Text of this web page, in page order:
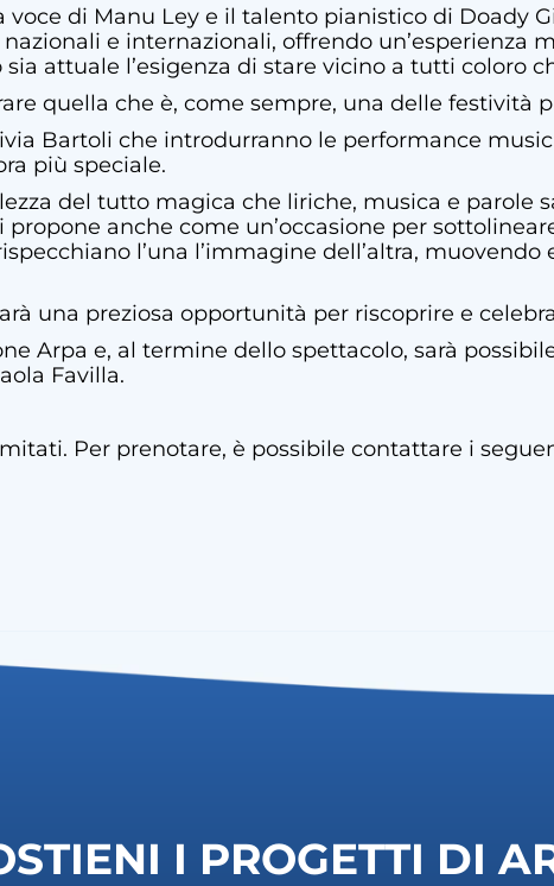
di Manu Ley e il talento pianistico di Doady
e internazionali, offrendo un’esperienza
attuale l’esigenza di stare vicino a tutti coloro
quella che è, come sempre, una delle festività
Bartoli che introdurranno le performance
più speciale.
del tutto magica che liriche, musica e
propone anche come un’occasione per
l’una l’immagine dell’altra,
una preziosa opportunità per riscoprire e
Arpa e, al termine dello spettacolo, sarà
Favilla.
Per prenotare, è possibile contattare i
I PROGETTI DI